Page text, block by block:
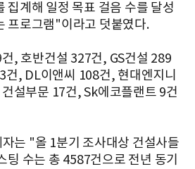
집계해 일정 목표 걸음 수를 달성
프로그램"이라고 덧붙였다.
, 호반건설 327건, GS건설 289
건, DL이앤씨 108건, 현대엔지니
설부문 17건, Sk에코플랜트 9건
는 "올 1분기 조사대상 건설사들
팅 수는 총 4587건으로 전년 동기